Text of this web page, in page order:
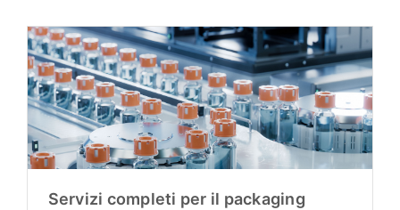
Servizi completi per il packaging